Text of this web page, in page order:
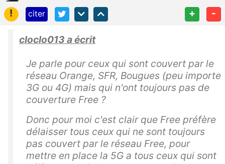
!
citer + -
cloclo013 a écrit
Je parle pour ceux qui sont couvert par le
réseau Orange, SFR, Bougues (peu importe
3G ou 4G) mais qui n'ont toujours pas de
couverture Free ?
Donc pour moi c'est clair que Free préfère
délaisser tous ceux qui ne sont toujours
pas couvert par le réseau Free, pour
mettre en place la 5G a tous ceux qui sont